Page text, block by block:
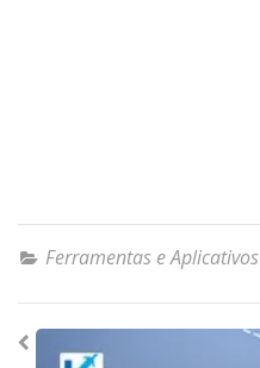
Ferramentas e Aplicativos
Navegação